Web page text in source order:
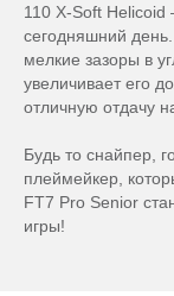
110 X-Soft
сегодняшний
мелкие зазоры в
увеличивает его
отличную отдачу
Будь то снайпер,
плеймейкер,
FT7 Pro Senior
игры!